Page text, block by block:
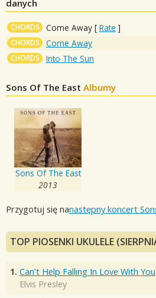
danych
CHORDS Come Away [ Rate ]
CHORDS Come Away
CHORDS Into The Sun
Sons Of The East Albumy
Sons Of The East
2013
Przygotuj się nanastępny koncert
TOP PIOSENKI UKULELE
1. Can't Help Falling In Love With You
Elvis Presley